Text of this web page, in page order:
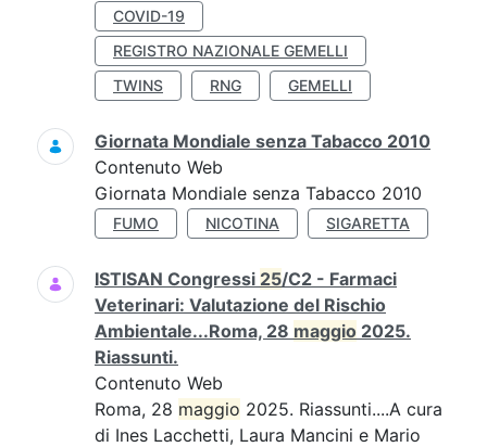
COVID-19
REGISTRO NAZIONALE GEMELLI
TWINS
RNG GEMELLI
Giornata Mondiale senza Tabacco 2010
Contenuto Web
Giornata Mondiale senza Tabacco 2010
FUMO NICOTINA SIGARETTA
ISTISAN Congressi 25/C2 - Farmaci
Veterinari: Valutazione del Rischio
Ambientale...Roma, 28 maggio 2025.
Riassunti.
Contenuto Web
Roma, 28 maggio 2025. Riassunti....A cura
di Ines Lacchetti, Laura Mancini e Mario